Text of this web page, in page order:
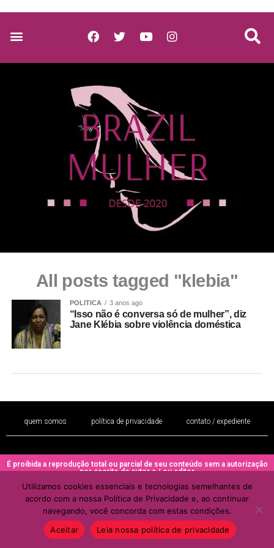
All posts tagged "klebia"
POLITICA 3 anos ago
“Isso não é conversa só de mulher”, diz
Jane Klébia sobre violência doméstica
quem somos política de privacidade contato / expediente
É proibida a reprodução total ou parcial de seu conteúdo sem a autorização
por escrito do autor e / ou editor
Copyright © 2022 - Todos os direitos reservados ao PORTAL BRAZIL
MULHER
Utilizamos cookies essenciais e tecnologias semelhantes de
acordo com a nossa Política de Privacidade e, ao continuar
navegando, você concorda com estas condições.
Aceitar
Leia nossa política de privacidade